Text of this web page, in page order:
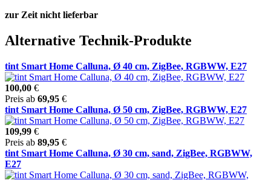
zur Zeit nicht lieferbar
Alternative Technik-Produkte
tint Smart Home Calluna, Ø 40 cm, ZigBee, RGBWW, E27
100,00 €
Preis ab 69,95 €
tint Smart Home Calluna, Ø 50 cm, ZigBee, RGBWW, E27
109,99 €
Preis ab 89,95 €
tint Smart Home Calluna, Ø 30 cm, sand, ZigBee, RGBWW,
E27